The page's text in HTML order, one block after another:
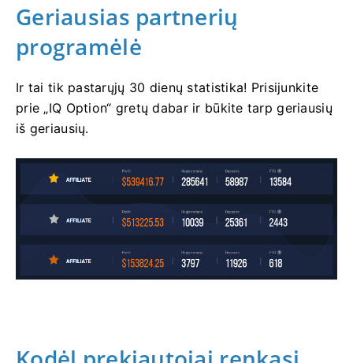
Geriausias partnerių
programėlė
Ir tai tik pastarųjų 30 dienų statistika! Prisijunkite
prie „IQ Option“ gretų dabar ir būkite tarp geriausių
iš geriausių.